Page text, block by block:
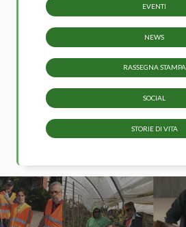
EVENTI
NEWS
RASSEGNA STAMPA
SOCIAL
STORIE DI VITA